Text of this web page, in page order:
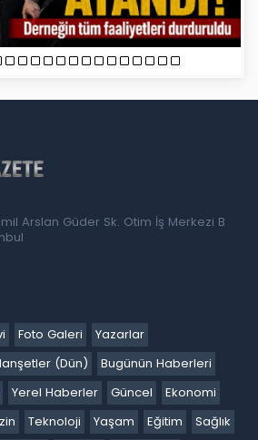
Arslan Güder Sk. Otim İş Merkezi B
Foto Galeri
Yazarlar
(Dün)
Bugünün Haberleri
Yerel Haberler Güncel
Ekonomi
Teknoloji Yaşam Eğitim
Sağlık